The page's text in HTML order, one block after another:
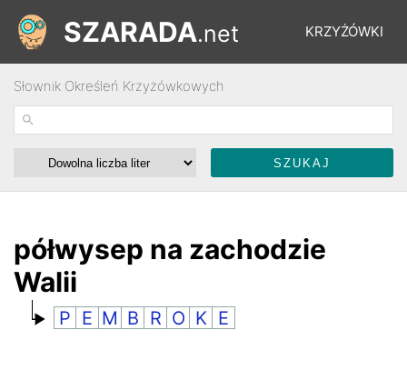
KRZYŻÓWKI
ŁAMIGŁÓWKI
SZARADA.net
Słownik Określeń Krzyżówkowych
półwysep na zachodzie
Walii
P E M B R O K E